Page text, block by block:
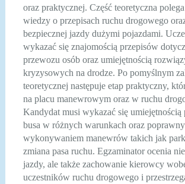
oraz praktycznej. Część teoretyczna
wiedzy o przepisach ruchu drogowego
bezpiecznej jazdy dużymi pojazdami.
wykazać się znajomością przepisów
przewozu osób oraz umiejętnością
kryzysowych na drodze. Po pomyślnym
teoretycznej następuje etap praktyczny,
na placu manewrowym oraz w ruchu
Kandydat musi wykazać się umiejętnością
busa w różnych warunkach oraz
wykonywaniem manewrów takich jak
zmiana pasa ruchu. Egzaminator ocenia
jazdy, ale także zachowanie kierowcy
uczestników ruchu drogowego i